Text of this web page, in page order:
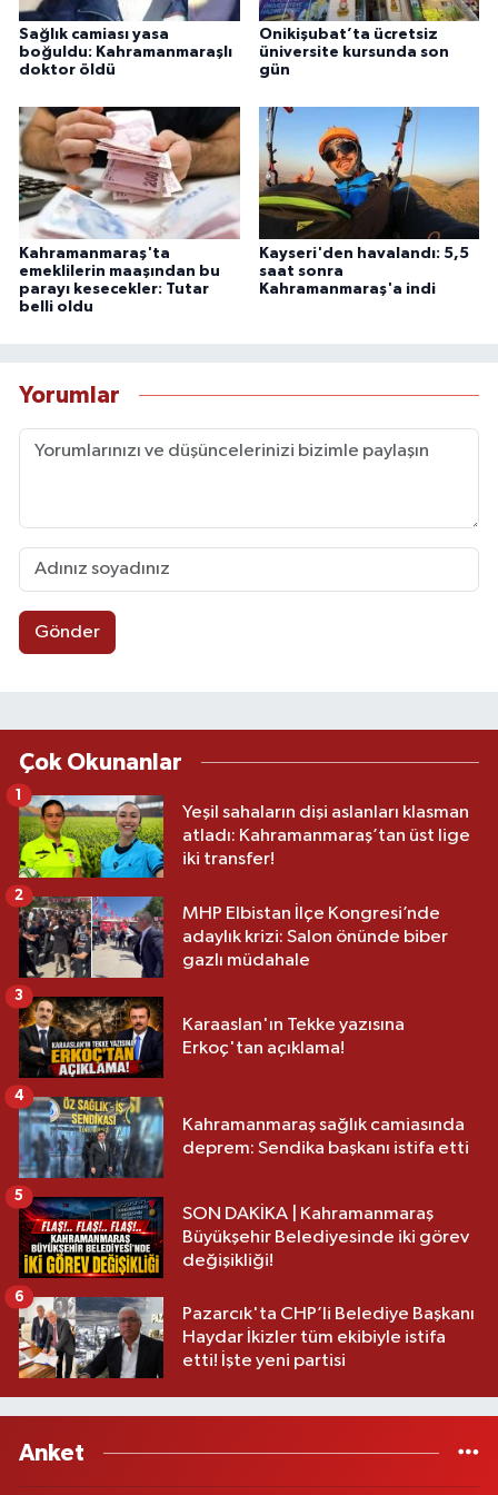
Sağlık camiası yasa
boğuldu: Kahramanmaraşlı
doktor öldü
Onikişubat’ta ücretsiz
üniversite kursunda son
gün
Kahramanmaraş'ta
emeklilerin maaşından bu
parayı kesecekler: Tutar
belli oldu
Kayseri'den havalandı: 5,5
saat sonra
Kahramanmaraş'a indi
Yorumlar
Gönder
Çok Okunanlar
Yeşil sahaların dişi aslanları klasman
atladı: Kahramanmaraş’tan üst lige
iki transfer!
1
MHP Elbistan İlçe Kongresi’nde
adaylık krizi: Salon önünde biber
gazlı müdahale
2
Karaaslan'ın Tekke yazısına
Erkoç'tan açıklama!
3
Kahramanmaraş sağlık camiasında
deprem: Sendika başkanı istifa etti
4
SON DAKİKA | Kahramanmaraş
Büyükşehir Belediyesinde iki görev
değişikliği!
5
Pazarcık'ta CHP’li Belediye Başkanı
Haydar İkizler tüm ekibiyle istifa
etti! İşte yeni partisi
6
Anket